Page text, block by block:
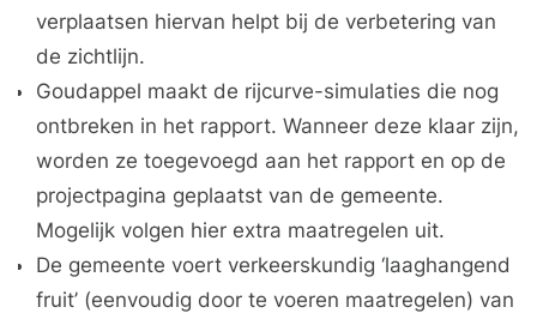
verplaatsen hiervan helpt bij de verbetering van
de zichtlijn.
Goudappel maakt de rijcurve-simulaties die nog
ontbreken in het rapport. Wanneer deze klaar zijn,
worden ze toegevoegd aan het rapport en op de
projectpagina geplaatst van de gemeente.
Mogelijk volgen hier extra maatregelen uit.
De gemeente voert verkeerskundig ‘laaghangend
fruit’ (eenvoudig door te voeren maatregelen) van